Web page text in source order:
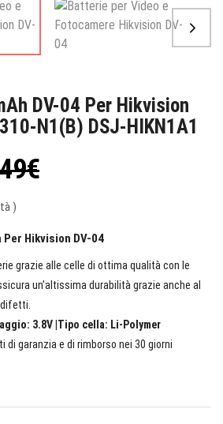
DV-04 Per Hikvision
N1(B) DSJ-HIKN1A1
)
Hikvision DV-04
grazie alle celle di ottima qualità con le
un’altissima durabilità grazie anche al
3.8V |Tipo cella: Li-Polymer
di garanzia e di rimborso nei 30 giorni